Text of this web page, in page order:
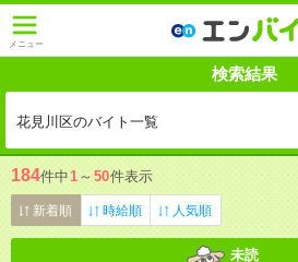
メニュー
検索結果
花見川区のバイト一覧
184件中1 ～ 50件表示
新着順 時給順 人気順
未読